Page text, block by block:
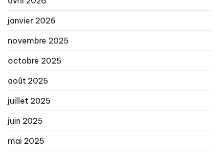
janvier 2026
novembre 2025
octobre 2025
août 2025
juillet 2025
juin 2025
mai 2025